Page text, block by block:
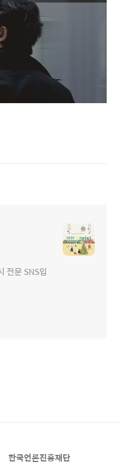
전문 SNS입
한국언론진흥재단